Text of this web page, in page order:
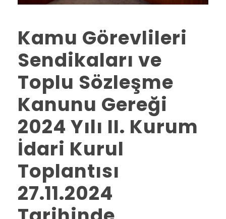
Kamu Görevlileri
Sendikaları ve
Toplu Sözleşme
Kanunu Gereği
2024 Yılı II. Kurum
İdari Kurul
Toplantısı
27.11.2024